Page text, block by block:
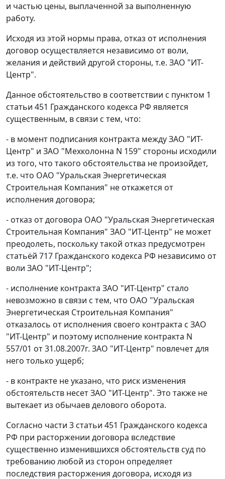
и частью цены, выплаченной за выполненную
работу.
Исходя из этой нормы права, отказ от исполнения
договор осуществляется независимо от воли,
желания и действий другой стороны, т.е. ЗАО "ИТ-
Центр".
Данное обстоятельство в соответствии с пунктом 1
статьи 451 Гражданского кодекса РФ является
существенным, в связи с тем, что:
- в момент подписания контракта между ЗАО "ИТ-
Центр" и ЗАО "Мехколонна N 159" стороны исходили
из того, что такого обстоятельства не произойдет,
т.е. что ОАО "Уральская Энергетическая
Строительная Компания" не откажется от
исполнения договора;
- отказ от договора ОАО "Уральская Энергетическая
Строительная Компания" ЗАО "ИТ-Центр" не может
преодолеть, поскольку такой отказ предусмотрен
статьёй 717 Гражданского кодекса РФ независимо от
воли ЗАО "ИТ-Центр";
- исполнение контракта ЗАО "ИТ-Центр" стало
невозможно в связи с тем, что ОАО "Уральская
Энергетическая Строительная Компания"
отказалось от исполнения своего контракта с ЗАО
"ИТ-Центр" и поэтому исполнение контракта N
557/01 от 31.08.2007г. ЗАО "ИТ-Центр" повлечет для
него только ущерб;
- в контракте не указано, что риск изменения
обстоятельств несет ЗАО "ИТ-Центр". Это также не
вытекает из обычаев делового оборота.
Согласно части 3 статьи 451 Гражданского кодекса
РФ при расторжении договора вследствие
существенно изменившихся обстоятельств суд по
требованию любой из сторон определяет
последствия расторжения договора, исходя из